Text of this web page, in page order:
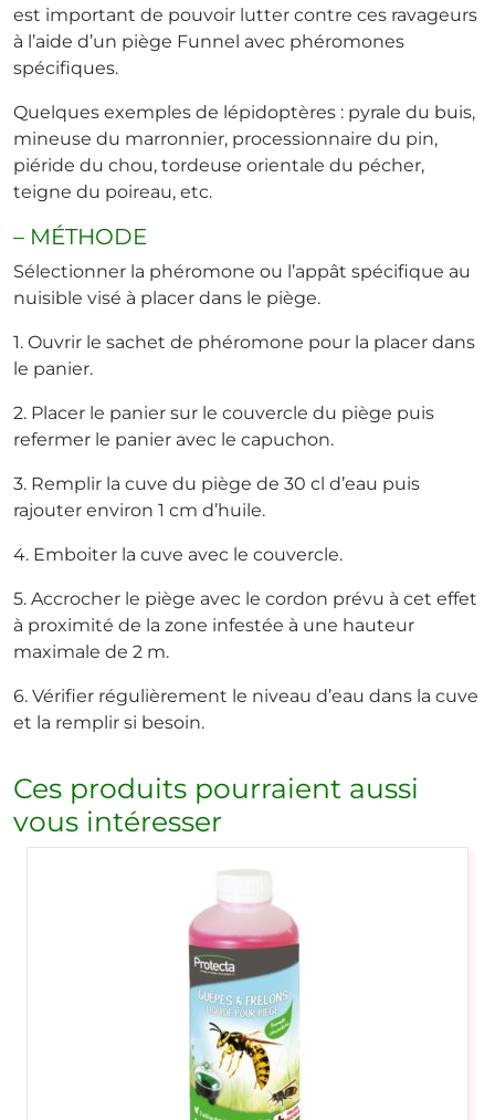
est important de pouvoir lutter contre ces ravageurs
à l’aide d’un piège Funnel avec phéromones
spécifiques.
Quelques exemples de lépidoptères : pyrale du buis,
mineuse du marronnier, processionnaire du pin,
piéride du chou, tordeuse orientale du pécher,
teigne du poireau, etc.
– MÉTHODE
Sélectionner la phéromone ou l’appât spécifique au
nuisible visé à placer dans le piège.
1. Ouvrir le sachet de phéromone pour la placer dans
le panier.
2. Placer le panier sur le couvercle du piège puis
refermer le panier avec le capuchon.
3. Remplir la cuve du piège de 30 cl d’eau puis
rajouter environ 1 cm d’huile.
4. Emboiter la cuve avec le couvercle.
5. Accrocher le piège avec le cordon prévu à cet effet
à proximité de la zone infestée à une hauteur
maximale de 2 m.
6. Vérifier régulièrement le niveau d’eau dans la cuve
et la remplir si besoin.
Ces produits pourraient aussi
vous intéresser